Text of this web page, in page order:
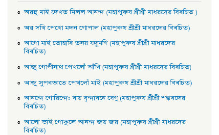
অৱহু মাই দেখত মিলল আনন্দ (মহাপুৰুষ শ্ৰীশ্ৰী মাধৱদেৱ বিৰচিত )
অৱ সখি পেখাে মদন গােপাল (মহাপুৰুষ শ্ৰীশ্ৰী মাধৱদেৱ বিৰচিত)
আগাে মাই তােহাৰি তনয় যদুমণি (মহাপুৰুষ শ্ৰীশ্ৰী মাধৱদেৱ
বিৰচিত)
আজু গােপীনাথ পেখলোঁ আঁখি (মহাপুৰুষ শ্ৰীশ্ৰী মাধৱদেৱ বিৰচিত)
আজু সুপৰভাতে পেখলোঁ মাই (মহাপুৰুষ শ্ৰীশ্ৰী মাধৱদেৱ বিৰচিত)
আনন্দে গােৱিন্দেঃ বায় বৃন্দাবনে বেণু (মহাপুৰুষ শ্ৰীশ্ৰী শঙ্কৰদেৱ
বিৰচিত)
আলাে ভাই গােকুলে আনন্দ জয় জয় (মহাপুৰুষ শ্ৰীশ্ৰী মাধৱদেৱ
বিৰচিত)